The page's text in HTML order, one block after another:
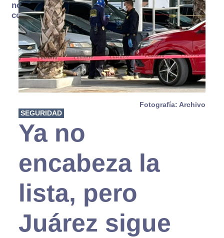
no se
consume
Fotografía: Archivo
SEGURIDAD
Ya no
encabeza la
lista, pero
Juárez sigue